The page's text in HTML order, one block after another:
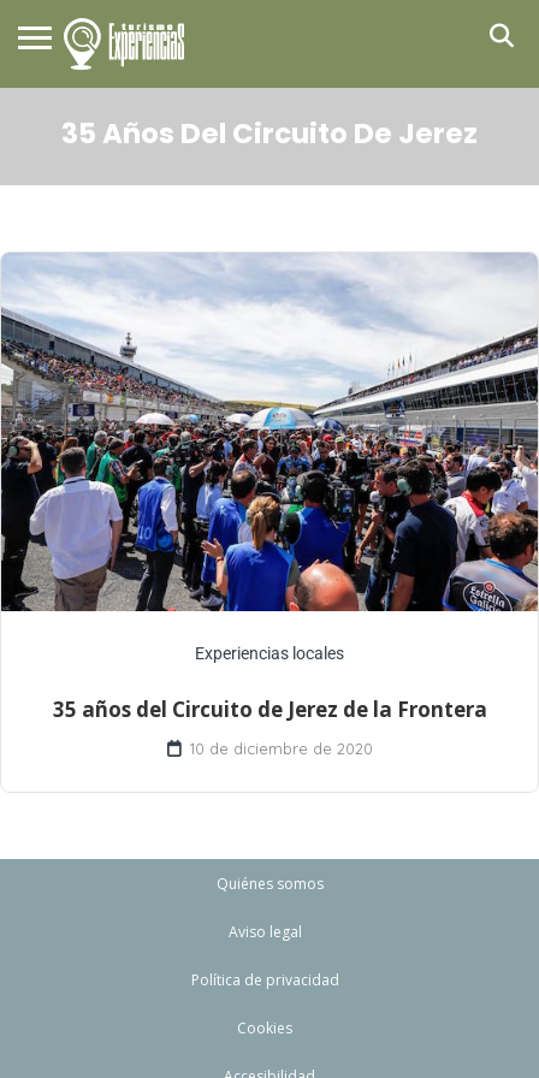
35 Años Del Circuito De Jerez
Experiencias locales
35 años del Circuito de Jerez de la Frontera
10 de diciembre de 2020
Quiénes somos
Aviso legal
Política de privacidad
Cookies